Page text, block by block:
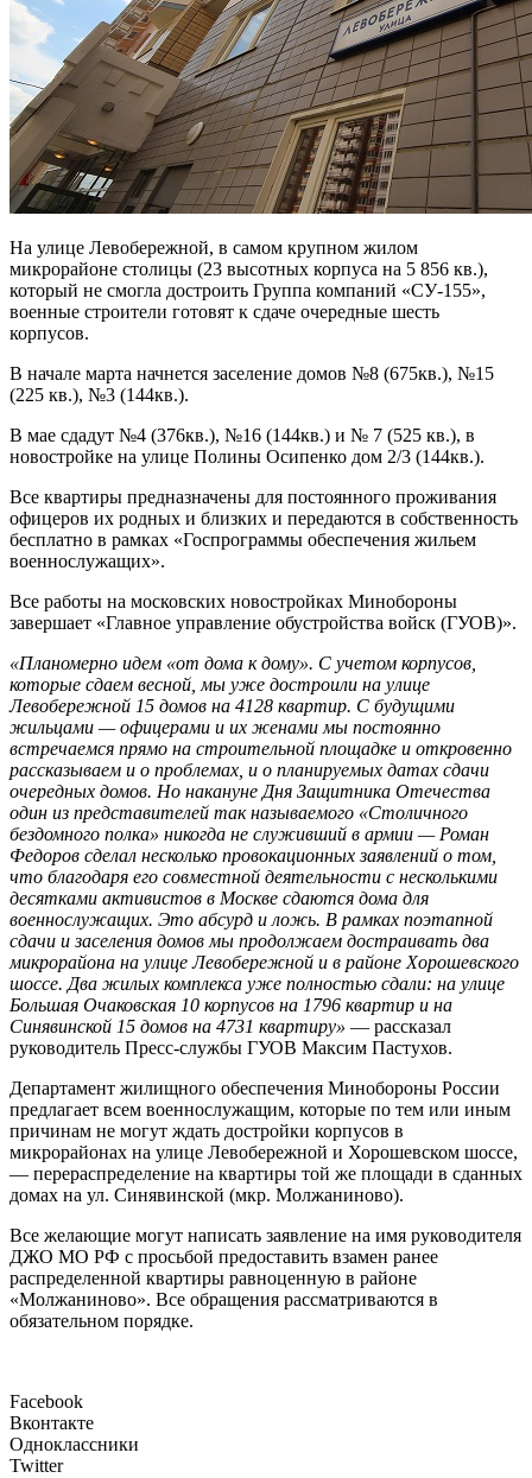
На улице Левобережной, в самом крупном жилом
микрорайоне столицы (23 высотных корпуса на 5 856 кв.),
который не смогла достроить Группа компаний «СУ-155»,
военные строители готовят к сдаче очередные шесть
корпусов.
В начале марта начнется заселение домов №8 (675кв.), №15
(225 кв.), №3 (144кв.).
В мае сдадут №4 (376кв.), №16 (144кв.) и № 7 (525 кв.), в
новостройке на улице Полины Осипенко дом 2/3 (144кв.).
Все квартиры предназначены для постоянного проживания
офицеров их родных и близких и передаются в собственность
бесплатно в рамках «Госпрограммы обеспечения жильем
военнослужащих».
Все работы на московских новостройках Минобороны
завершает «Главное управление обустройства войск (ГУОВ)».
«Планомерно идем «от дома к дому». С учетом корпусов,
которые сдаем весной, мы уже достроили на улице
Левобережной 15 домов на 4128 квартир. С будущими
жильцами — офицерами и их женами мы постоянно
встречаемся прямо на строительной площадке и откровенно
рассказываем и о проблемах, и о планируемых датах сдачи
очередных домов. Но накануне Дня Защитника Отечества
один из представителей так называемого «Столичного
бездомного полка» никогда не служивший в армии — Роман
Федоров сделал несколько провокационных заявлений о том,
что благодаря его совместной деятельности с несколькими
десятками активистов в Москве сдаются дома для
военнослужащих. Это абсурд и ложь. В рамках поэтапной
сдачи и заселения домов мы продолжаем достраивать два
микрорайона на улице Левобережной и в районе Хорошевского
шоссе. Два жилых комплекса уже полностью сдали: на улице
Большая Очаковская 10 корпусов на 1796 квартир и на
Синявинской 15 домов на 4731 квартиру» — рассказал
руководитель Пресс-службы ГУОВ Максим Пастухов.
Департамент жилищного обеспечения Минобороны России
предлагает всем военнослужащим, которые по тем или иным
причинам не могут ждать достройки корпусов в
микрорайонах на улице Левобережной и Хорошевском шоссе,
— перераспределение на квартиры той же площади в сданных
домах на ул. Синявинской (мкр. Молжаниново).
Все желающие могут написать заявление на имя руководителя
ДЖО МО РФ с просьбой предоставить взамен ранее
распределенной квартиры равноценную в районе
«Молжаниново». Все обращения рассматриваются в
обязательном порядке.
Facebook
Вконтакте
Одноклассники
Twitter